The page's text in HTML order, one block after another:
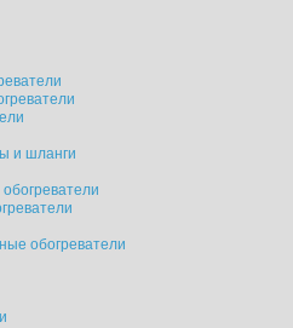
и шланги
обогреватели